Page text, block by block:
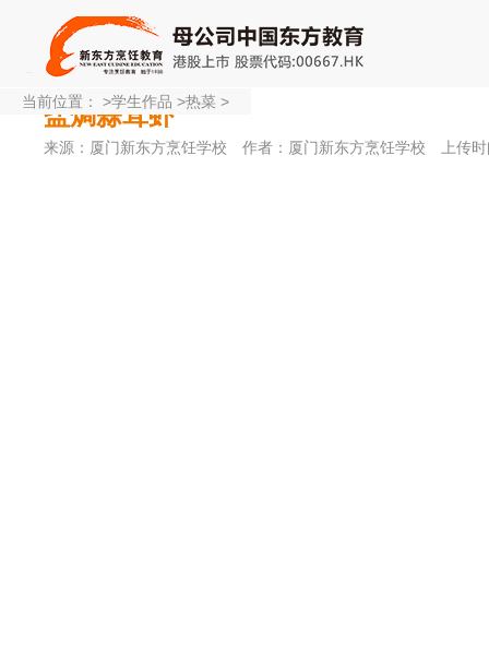
盐焗蒜茸虾
来源：厦门新东方烹饪学校 作者：厦门新东方烹饪学校 上传
当前位置： >学生作品 >热菜 >